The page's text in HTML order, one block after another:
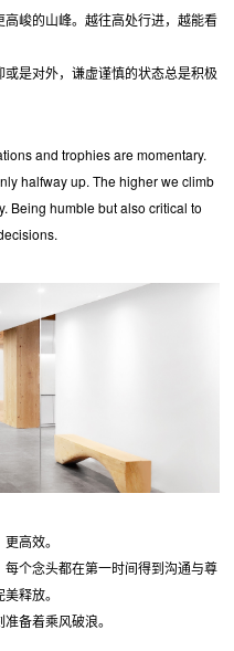
峻的山峰。越往高处行进，越能看
是对外，谦虚谨慎的状态总是积极
and trophies are momentary.
halfway up. The higher we climb
Being humble but also critical to
高效。
个念头都在第一时间得到沟通与尊
释放。
备着乘风破浪。